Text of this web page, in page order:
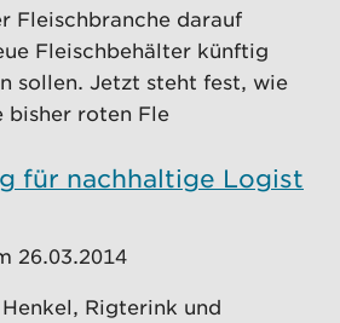
Fleischbranche darauf
Fleischbehälter künftig
sollen. Jetzt steht fest, wie
bisher roten Fle
für nachhaltige Logist
26.03.2014
Rigterink und